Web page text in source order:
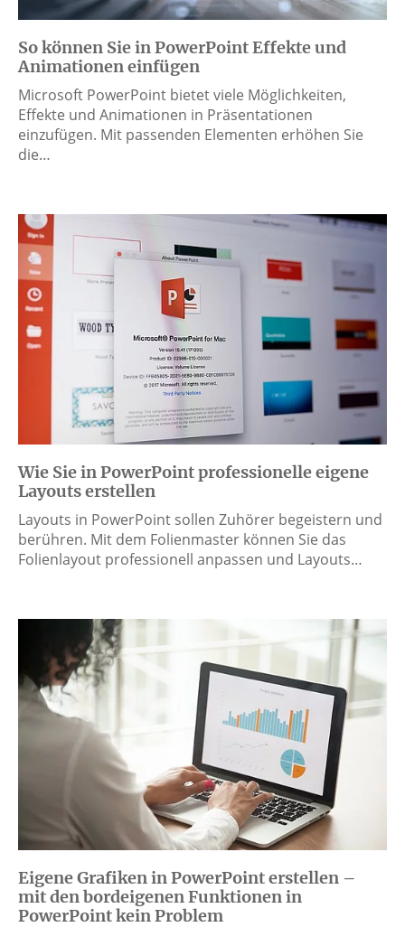
So können Sie in PowerPoint Effekte und
Animationen einfügen
Microsoft PowerPoint bietet viele Möglichkeiten,
Effekte und Animationen in Präsentationen
einzufügen. Mit passenden Elementen erhöhen Sie
die…
Wie Sie in PowerPoint professionelle eigene
Layouts erstellen
Layouts in PowerPoint sollen Zuhörer begeistern und
berühren. Mit dem Folienmaster können Sie das
Folienlayout professionell anpassen und Layouts…
Eigene Grafiken in PowerPoint erstellen –
mit den bordeigenen Funktionen in
PowerPoint kein Problem